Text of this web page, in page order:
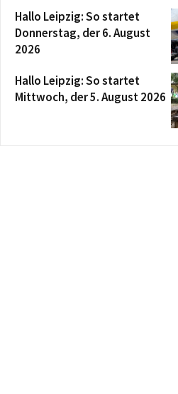
Hallo Leipzig: So startet
Donnerstag, der 6. August
2026
Hallo Leipzig: So startet
Mittwoch, der 5. August 2026